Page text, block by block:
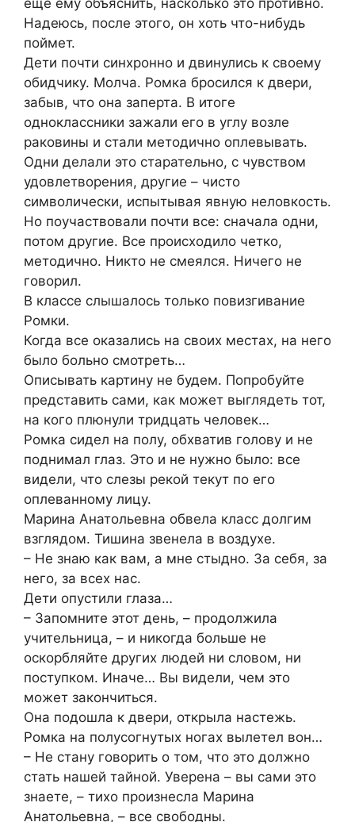
еще ему объяснить, насколько это противно.
Надеюсь, после этого, он хоть что-нибудь
поймет.
Дети почти синхронно и двинулись к своему
обидчику. Молча. Ромка бросился к двери,
забыв, что она заперта. В итоге
одноклассники зажали его в углу возле
раковины и стали методично оплевывать.
Одни делали это старательно, с чувством
удовлетворения, другие – чисто
символически, испытывая явную неловкость.
Но поучаствовали почти все: сначала одни,
потом другие. Все происходило четко,
методично. Никто не смеялся. Ничего не
говорил.
В классе слышалось только повизгивание
Ромки.
Когда все оказались на своих местах, на него
было больно смотреть…
Описывать картину не будем. Попробуйте
представить сами, как может выглядеть тот,
на кого плюнули тридцать человек…
Ромка сидел на полу, обхватив голову и не
поднимал глаз. Это и не нужно было: все
видели, что слезы рекой текут по его
оплеванному лицу.
Марина Анатольевна обвела класс долгим
взглядом. Тишина звенела в воздухе.
– Не знаю как вам, а мне стыдно. За себя, за
него, за всех нас.
Дети опустили глаза…
– Запомните этот день, – продолжила
учительница, – и никогда больше не
оскорбляйте других людей ни словом, ни
поступком. Иначе… Вы видели, чем это
может закончиться.
Она подошла к двери, открыла настежь.
Ромка на полусогнутых ногах вылетел вон…
– Не стану говорить о том, что это должно
стать нашей тайной. Уверена – вы сами это
знаете, – тихо произнесла Марина
Анатольевна, – все свободны.